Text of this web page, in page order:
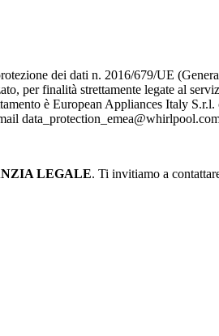
dei dati n. 2016/679/UE
per finalità strettamente legate al
è European Appliances Italy
LEGALE. Ti invitiamo a